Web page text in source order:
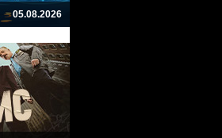
05.08.2026